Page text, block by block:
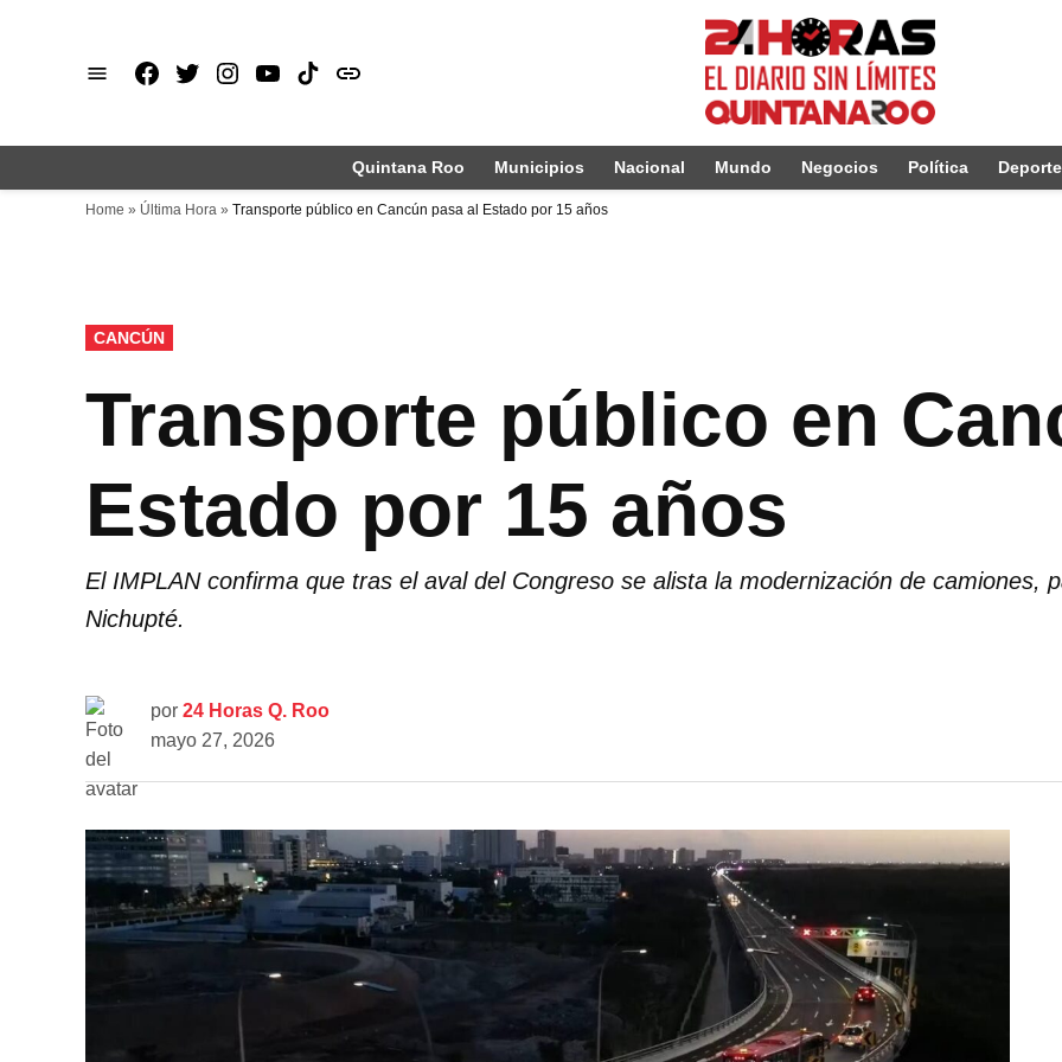
Facebook
X Instagram
Youtube
TikTok
issuu
Quintana Roo Municipios Nacional Mundo Negocios Política
Home » Última Hora » Transporte público en Cancún pasa al Estado por 15 años
PUBLICADO
EN
CANCÚN
Transporte público en
Estado por 15 años
El IMPLAN confirma que tras el aval del Congreso se alista la modernización de camiones,
Nichupté.
por 24 Horas Q. Roo
mayo 27, 2026